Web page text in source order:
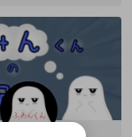
イ
ア
のア
録
方法